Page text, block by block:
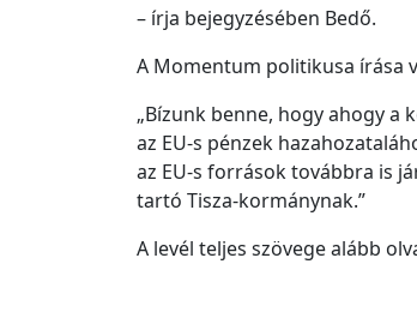
– írja bejegyzésében Bedő.
A Momentum politikusa írása
„Bízunk benne, hogy ahogy a
az EU-s pénzek
az EU-s források továbbra is
tartó Tisza-kormánynak.”
A levél teljes szövege alább